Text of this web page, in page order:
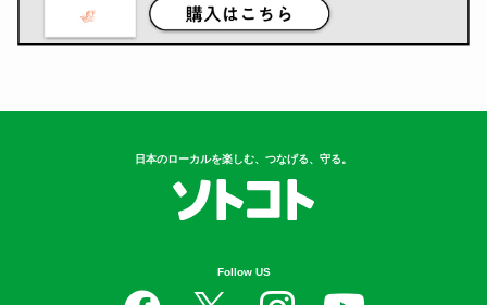
日本のローカルを楽しむ、つなげる、守る。
Follow US